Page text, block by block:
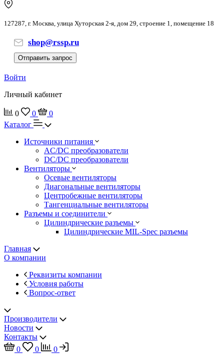
127287, г. Москва, улица Хуторская 2-я, дом 29, строение 1, помещение 18
shop@rssp.ru
Отправить запрос
Войти
Личный кабинет
0 0
0
Каталог
Источники питания
AC/DC преобразователи
DC/DC преобразователи
Вентиляторы
Осевые вентиляторы
Диагональные вентиляторы
Центробежные вентиляторы
Тангенциальные вентиляторы
Разъемы и соединители
Цилиндрические разъемы
Цилиндрические MIL-Spec разъемы
Главная
О компании
Реквизиты компании
Условия работы
Вопрос-ответ
Производители
Новости
Контакты
0
0 0